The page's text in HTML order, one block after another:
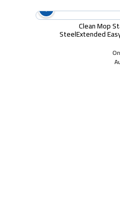
Clean Mop
SteelExtended
Stainless Steel Handle
Wring